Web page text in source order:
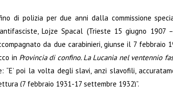
di polizia per due anni dalla commissione
Lojze Spacal (Trieste 15 giugno 1907
da due carabinieri, giunse il 7 febbraio
in Provincia di confino. La Lucania nel ventennio
“E’ poi la volta degli slavi, anzi slavofili,
(7 febbraio 1931-17 settembre 1932)”.